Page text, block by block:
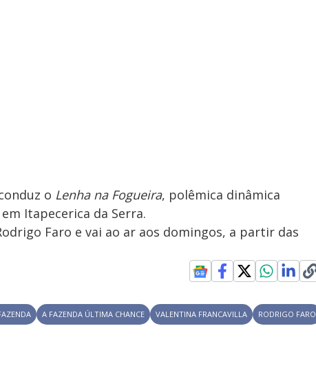
o Lenha na Fogueira, polêmica dinâmica
Itapecerica da Serra.
Faro e vai ao ar aos domingos, a partir das
A FAZENDA ÚLTIMA CHANCE VALENTINA FRANCAVILLA
RODRIGO FARO